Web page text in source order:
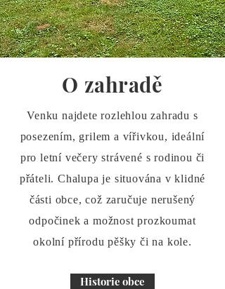
O zahradě
Venku najdete rozlehlou zahradu s
posezením, grilem a vířivkou, ideální
pro letní večery strávené s rodinou či
přáteli. Chalupa je situována v klidné
části obce, což zaručuje nerušený
odpočinek a možnost prozkoumat
okolní přírodu pěšky či na kole.
Historie obce